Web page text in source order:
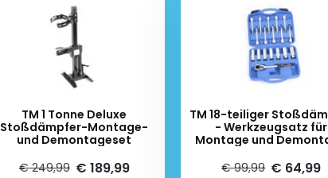
TM 1 Tonne Deluxe
Stoßdämpfer-Montage-
und Demontageset
€ 249,99 € 189,99
TM 18-teiliger
- Werkzeugsatz für
Montage und
€ 99,99 € 64,99